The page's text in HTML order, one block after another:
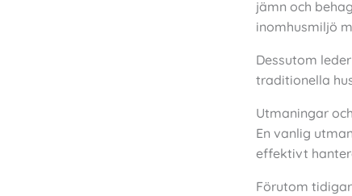
jämn och
inomhusmiljö
Dessutom
traditionella
Utmaningar
En vanlig
effektivt
Förutom